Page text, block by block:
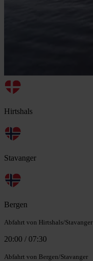
Hirtshals
Stavanger
Bergen
Abfahrt von Hirtshals/Stavanger
20:00 / 07:30
Abfahrt von Bergen/Stavanger